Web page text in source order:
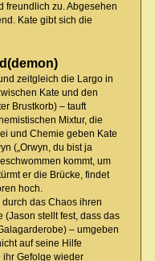
freundlich zu. Abgesehen
Kate gibt sich die
zeitgleich die Largo in
Kate und den
Brustkorb) – tauft
Mixtur, die
und Chemie geben Kate
(„Orwyn, du bist ja
kommt, um
er die Brücke, findet
hoch.
das Chaos ihren
(Jason stellt fest, dass das
– umgeben
auf seine Hilfe
Gefolge wieder